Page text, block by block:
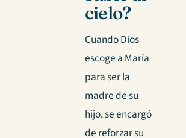
cielo?
Cuando Dios
escoge a María
para ser la
madre de su
hijo, se encargó
de reforzar su